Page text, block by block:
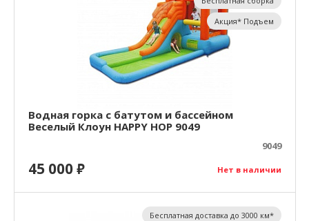
Водная горка с батутом и бассейном
Веселый Клоун HAPPY HOP 9049
9049
Нет в наличии
45 000₽
Акция* Подъем
Бесплатная доставка до 3000 км*